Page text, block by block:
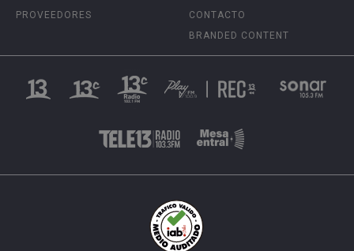
PROVEEDORES
CONTACTO
BRANDED CONTENT